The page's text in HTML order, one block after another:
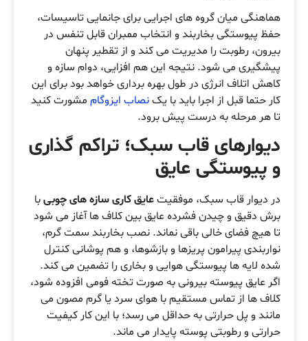
هماهنگی میان گروه های اجرایی برای جانمایی تاسیسات،
حفظ پیوستگی بخاربند و انتخاب ممبران قابل تنفس در
بیرون، رطوبت را مدیریت می کند و از تقطیر پنهان
پیشگیری می شود. نتیجه این هم افزایی، دوام سازه و
کاهش اتلاف انرژی در طول بهره برداری خواهد بود برای این
کار حتما قبل از اجرا باید با یکنصاب ایزوگام مشورت کنید
تا هر مرحله به درست پیش برود.
دیوارهای قاب سبک؛ تراکم گذاری
و پیوستگی عایق
در دیوار قاب سبک، موفقیتعایق کاری سازه های چوبیبا
برش دقیق و چیدن فشرده عایق بین کلاف ها آغاز می شود
تا هیچ فضای خالی باقی نماند. نصب بخاربند سمت گرم،
نواربندی پیرامون پریزها و بازشوها، و هم پوشانی کنترل
شده لایه ها پیوستگی هوایی و بخاری را تضمین می کند.
اگر عایق پیوسته بیرونی به صورت تخته فومی افزوده شود،
کلاف ها از تماس مستقیم با هوای سرد یا گرم مصون می
مانند و پل حرارتی به حداقل می رسد؛ با این کار کیفیت
حرارتی و رطوبتی پوسته پایدار می ماند.